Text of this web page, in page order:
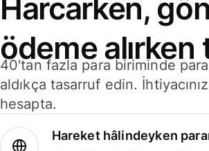
Harcarken,
ödeme
40'tan fazla para biriminde
aldıkça tasarruf edin.
hesapta.
Hareket hâlindeyken